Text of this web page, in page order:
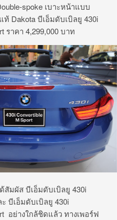
spoke เบาะหน้าแบบ
Dakota บีเอ็มดับเบิลยู 430i
ราคา 4,299,000 บาท
สัมผัส บีเอ็มดับเบิลยู 430i
บีเอ็มดับเบิลยู 430i
อย่างใกล้ชิดแล้ว ทางเพอร์ฟ